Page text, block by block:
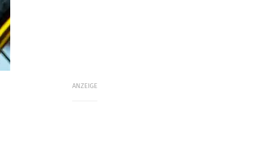
ANZEIGE